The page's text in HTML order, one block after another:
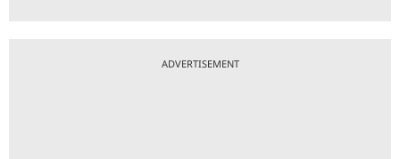
ADVERTISEMENT